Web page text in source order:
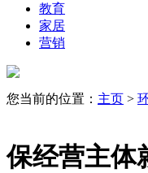
教育
家居
营销
您当前的位置： 主页 >
保经营主体